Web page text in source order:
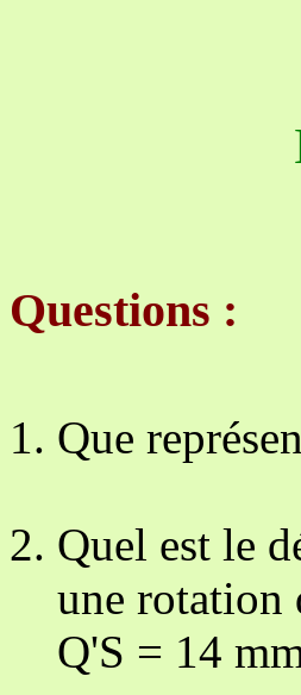
Questions :
Que
Quel est le
une rotation
Q'S = 14